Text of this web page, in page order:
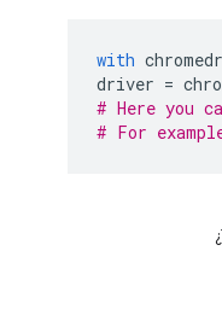
with
driver =
# Here you
# For